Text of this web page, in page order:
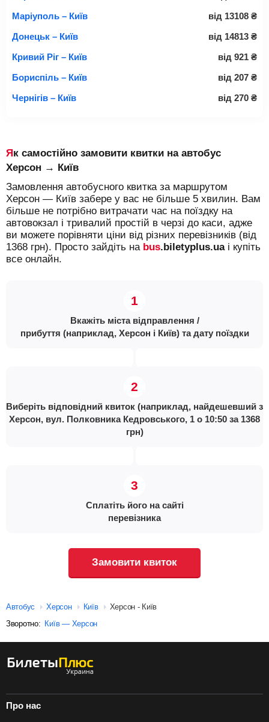
Маріуполь – Київ
від 13108 ₴
Донецьк – Київ
від 14813 ₴
Кривий Ріг – Київ
від 921 ₴
Бориспіль – Київ
від 207 ₴
Чернігів – Київ
від 270 ₴
Як самостійно замовити квитки на автобус
Херсон → Київ
Замовлення автобусного квитка за маршрутом
Херсон — Київ забере у вас не більше 5 хвилин. Вам
більше не потрібно витрачати час на поїздку на
автовокзал і тривалий простій в черзі до каси, адже
ви можете порівняти ціни від різних перевізників (від
1368 грн). Просто зайдіть на bus.biletyplus.uaі купіть
все онлайн.
Вкажіть міста відправлення /
прибуття (наприклад, Херсон і Київ) та дату поїздки
Виберіть відповідний квиток (наприклад, найдешевший з
Херсон, вул. Полковника Кедровського, 1 о 10:50 за 1368
грн)
Сплатіть його на сайті
перевізника
Замовити квиток
Автобус Херсон Київ
Херсон - Київ
Зворотно: Київ — Херсон
Про нас